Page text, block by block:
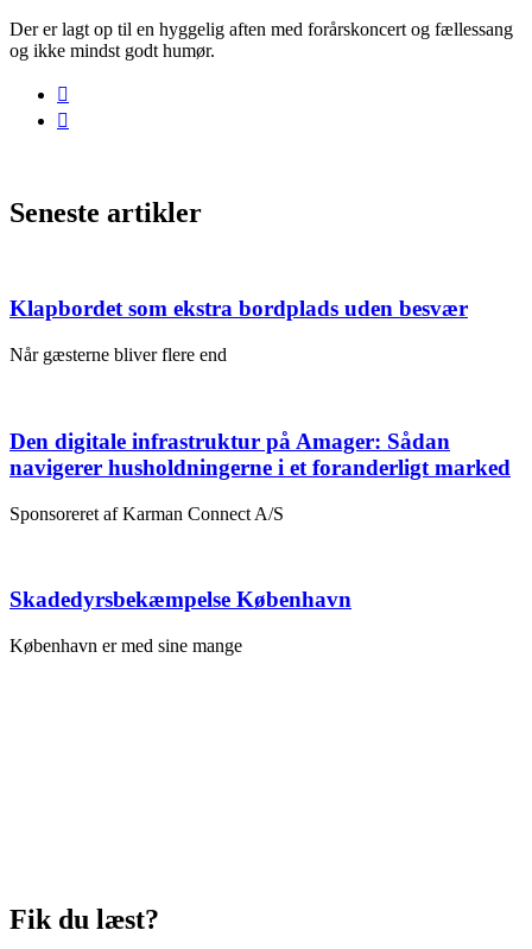
Der er lagt op til en hyggelig aften med forårskoncert og fællessang
og ikke mindst godt humør.
Seneste artikler
Klapbordet som ekstra bordplads uden besvær
Når gæsterne bliver flere end
Den digitale infrastruktur på Amager: Sådan
navigerer husholdningerne i et foranderligt marked
Sponsoreret af Karman Connect A/S
Skadedyrsbekæmpelse København
København er med sine mange
Fik du læst?